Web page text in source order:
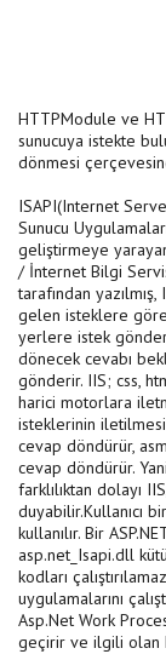
HTTPModule ve
sunucuya istekte
dönmesi
ISAPI(Internet
Sunucu
geliştirmeye
/ İnternet Bilgi
tarafından
gelen isteklere göre
yerlere istek
dönecek cevabı
gönderir. IIS; css,
harici motorlara
isteklerinin iletilmesi
cevap döndürür,
cevap döndürür.
farklılıktan dolayı
duyabilir.Kullanıcı
kullanılır. Bir
asp.net_Isapi.dll
kodları
uygulamalarını
Asp.Net Work
geçirir ve ilgili olan